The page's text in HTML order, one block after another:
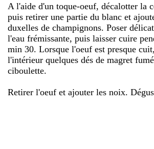
A l'aide d'un toque-oeuf, décalotter la
puis retirer une partie du blanc et
duxelles de champignons. Poser
l'eau frémissante, puis laisser cuire
min 30. Lorsque l'oeuf est presque
l'intérieur quelques dés de magret
ciboulette.
Retirer l'oeuf et ajouter les noix.